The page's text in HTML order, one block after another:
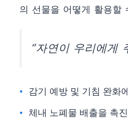
의 선물을 어떻게 활용할
“자연이 우리에게
감기 예방 및 기침 완화
체내 노폐물 배출을 촉